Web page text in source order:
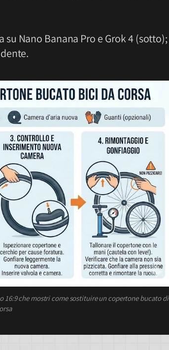
Nano Banana Pro e Grok 4 (sotto);
16:9 che mostri come sostituire un copertone bucato di